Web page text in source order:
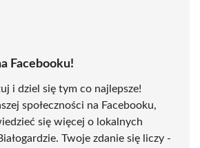
Facebooku!
i dziel się tym co najlepsze!
społeczności na Facebooku,
się więcej o lokalnych
Twoje zdanie się liczy -